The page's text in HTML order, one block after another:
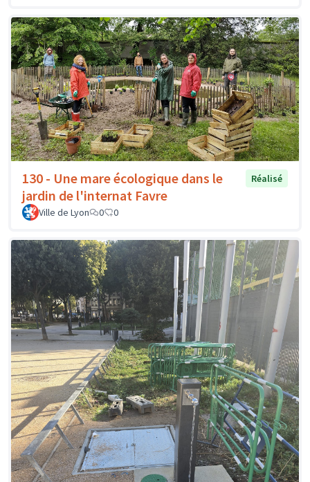
130 - Une mare écologique dans le
jardin de l'internat Favre
Réalisé
Ville de Lyon 0 0